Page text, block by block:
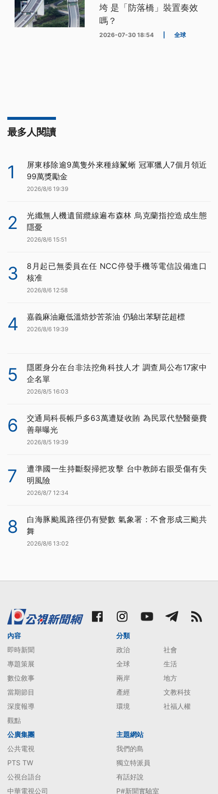
垮 是「防落橋」裝置奏效
嗎？
2026-07-30 18:54 全球
最多人閱讀
1
屏東移除逾9萬隻外來種綠鬣蜥 冠軍獵人7個月領近
99萬獎勵金
2026/8/6 19:39
2
光纖無人機遺留纜線遍布森林 烏克蘭指控造成生態
隱憂
2026/8/6 15:51
3
8月起已無委員在任 NCC停發手機等電信設備進口
核准
2026/8/6 12:58
4 嘉義麻油廠低溫焙炒苦茶油 仍驗出苯駢芘超標
2026/8/6 19:39
5
隱匿身分在台非法挖角科技人才 調查局公布17家中
企名單
2026/8/5 16:03
6
交通局科長帳戶多63萬遭疑收賄 為民眾代墊醫藥費
善舉曝光
2026/8/5 19:39
7
遭準國一生持斷裂掃把攻擊 台中教師右眼受傷有失
明風險
2026/8/7 12:34
8
白海豚颱風路徑仍有變數 氣象署：不會形成三颱共
舞
2026/8/6 13:02
內容
即時新聞
專題策展
數位敘事
當期節目
深度報導
觀點
分類
政治
社會
全球
生活
兩岸
地方
產經
文教科技
環境
社福人權
公廣集團
公共電視
PTS TW
公視台語台
中華電視公司
主題網站
我們的島
獨立特派員
有話好說
P#新聞實驗室